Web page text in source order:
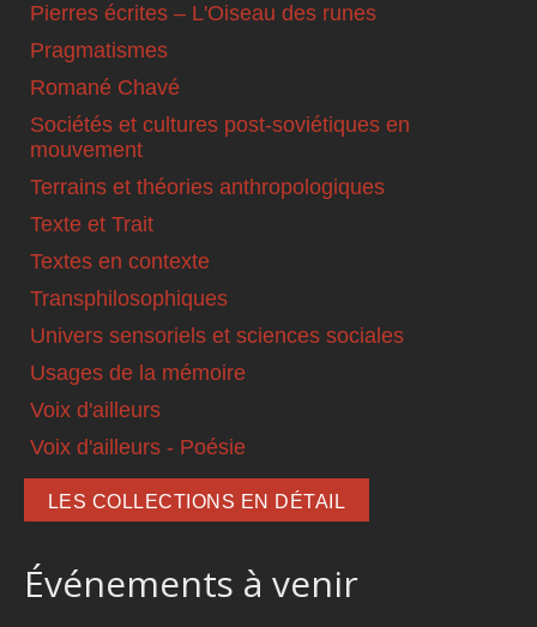
Pierres écrites – L'Oiseau des runes
Pragmatismes
Romané Chavé
Sociétés et cultures post-soviétiques en
mouvement
Terrains et théories anthropologiques
Texte et Trait
Textes en contexte
Transphilosophiques
Univers sensoriels et sciences sociales
Usages de la mémoire
Voix d'ailleurs
Voix d'ailleurs - Poésie
LES COLLECTIONS EN DÉTAIL
Événements à venir